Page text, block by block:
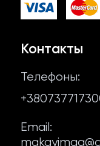
Фалафель
Лаваш и
Контакты
Политика
О нас
Контакты
Телефоны:
Email: